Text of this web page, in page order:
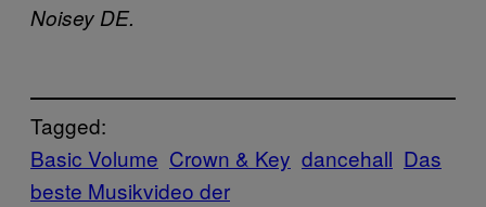
Noisey DE.
Tagged:
Basic Volume Crown & Key dancehall Das
beste Musikvideo der